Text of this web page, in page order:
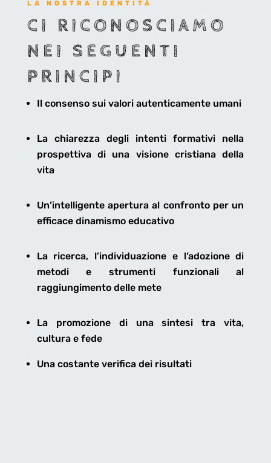
LA NOSTRA IDENTITÀ
CI RICONOSCIAMO
NEI SEGUENTI
PRINCIPI
Il consenso sui valori autenticamente umani
La chiarezza degli intenti formativi nella
prospettiva di una visione cristiana della
vita
Un’intelligente apertura al confronto per un
efficace dinamismo educativo
La ricerca, l’individuazione e l’adozione di
metodi e strumenti funzionali al
raggiungimento delle mete
La promozione di una sintesi tra vita,
cultura e fede
Una costante verifica dei risultati